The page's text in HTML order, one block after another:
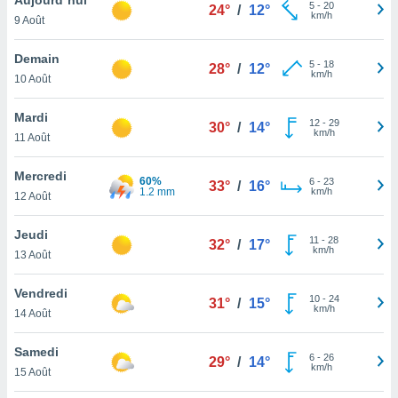
et
»,
au
vous
qu'ils
ou
le
ainsi
un
la
du
9 Août
24° / 12° 5- 20
km/h
Demain
10 Août
28° / 12° 5- 18
km/h
Mardi
11 Août
30° / 14° 12- 29
km/h
Mercredi
12 Août
60%
1.2 mm
33° / 16° 6- 23
km/h
Jeudi
13 Août
32° / 17° 11 - 28
km/h
Vendredi
14 Août
31° / 15° 10- 24
km/h
Samedi
15 Août
29° / 14° 6- 26
km/h